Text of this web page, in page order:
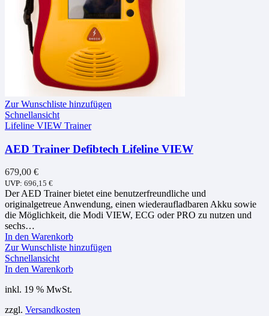
Zur Wunschliste hinzufügen
Schnellansicht
Lifeline VIEW Trainer
AED Trainer Defibtech Lifeline VIEW
679,00 €
UVP: 696,15 €
Der AED Trainer bietet eine benutzerfreundliche und
originalgetreue Anwendung, einen wiederaufladbaren Akku sowie
die Möglichkeit, die Modi VIEW, ECG oder PRO zu nutzen und
sechs…
In den Warenkorb
Zur Wunschliste hinzufügen
Schnellansicht
In den Warenkorb
inkl. 19 % MwSt.
zzgl. Versandkosten